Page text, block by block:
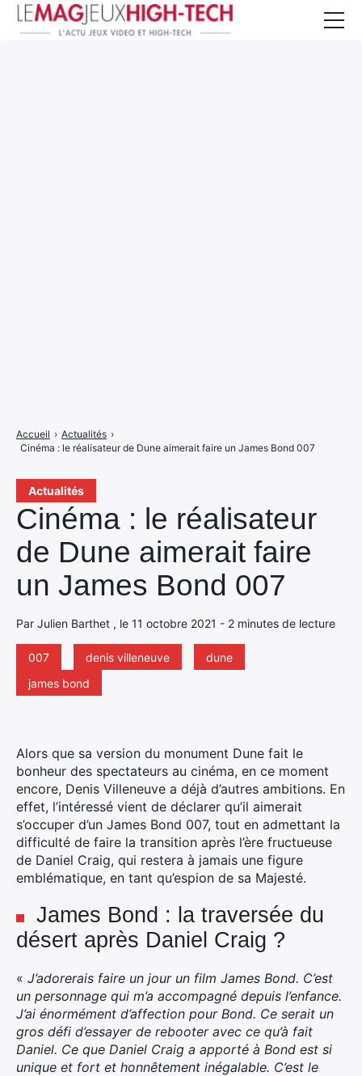
Actualités
Cinéma : le réalisateur
de Dune aimerait faire
un James Bond 007
Par Julien Barthet , le 11 octobre 2021 - 2 minutes de lecture
007 denis villeneuve
dune
james bond
Accueil › Actualités ›
Cinéma : le réalisateur de Dune aimerait faire un James Bond 007
Alors que sa version du monument Dune fait le
bonheur des spectateurs au cinéma, en ce moment
encore, Denis Villeneuve a déjà d’autres ambitions. En
effet, l’intéressé vient de déclarer qu’il aimerait
s’occuper d’un James Bond 007, tout en admettant la
difficulté de faire la transition après l’ère fructueuse
de Daniel Craig, qui restera à jamais une figure
emblématique, en tant qu’espion de sa Majesté.
James Bond : la traversée du
désert après Daniel Craig ?
« J’adorerais faire un jour un film James Bond. C’est
un personnage qui m’a accompagné depuis l’enfance.
J’ai énormément d’affection pour Bond. Ce serait un
gros défi d’essayer de rebooter avec ce qu’à fait
Daniel. Ce que Daniel Craig a apporté à Bond est si
unique et fort et honnêtement inégalable. C’est le